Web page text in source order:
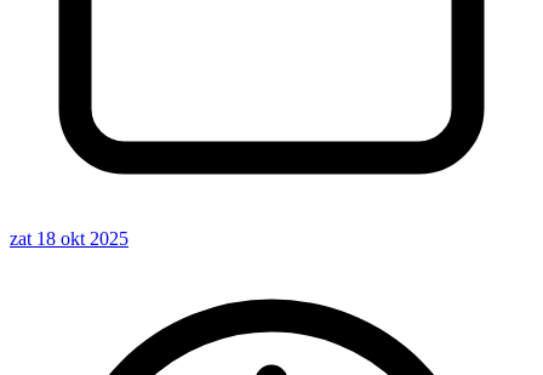
zat 18 okt 2025